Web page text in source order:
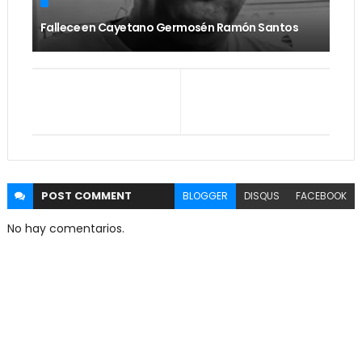
Fallece en Cayetano Germosén Ramón Santos
POST COMMENT BLOGGER DISQUS FACEBOOK
No hay comentarios.